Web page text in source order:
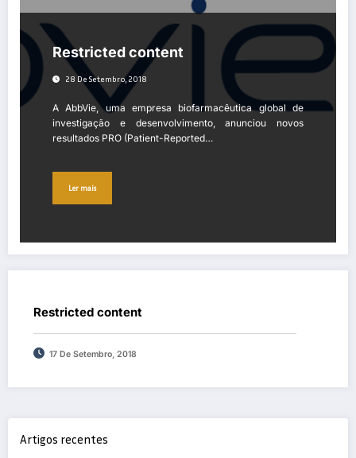
Restricted content
28 De Setembro, 2018
A AbbVie, uma empresa biofarmacêutica global de
investigação e desenvolvimento, anunciou novos
resultados PRO (Patient-Reported…
Ler mais
Restricted content
17 De Setembro, 2018
Artigos recentes